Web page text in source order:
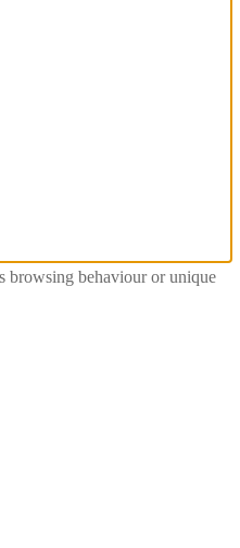
browsing behaviour or unique